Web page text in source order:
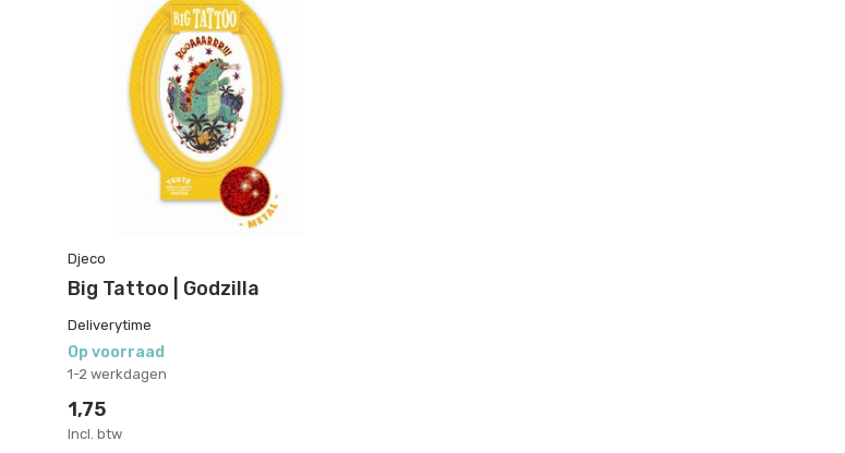
Djeco
Big Tattoo | Godzilla
Deliverytime
Op voorraad
1-2 werkdagen
1,75
Incl. btw